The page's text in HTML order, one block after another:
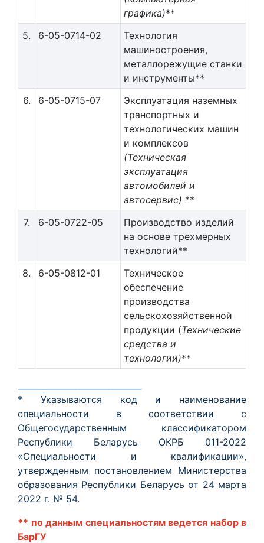
графика)**
5.
6-05-0714-02
Технология
машиностроения,
металлорежущие станки
и инструменты**
6.
6-05-0715-07
Эксплуатация наземных
транспортных и
технологических машин
и комплексов
(Техническая
эксплуатация
автомобилей и
автосервис) **
7.
6-05-0722-05
Производство изделий
на основе трехмерных
технологий**
8.
6-05-0812-01
Техническое
обеспечение
производства
сельскохозяйственной
продукции (Технические
средства и
технологии)**
* Указываются код и наименование
специальности в соответствии с
Общегосударственным классификатором
Республики Беларусь ОКРБ 011-2022
«Специальности и квалификации»,
утвержденным постановлением Министерства
образования Республики Беларусь от 24 марта
2022 г. № 54.
** по данным специальностям ведется набор в
БарГУ